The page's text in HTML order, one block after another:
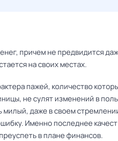
причем не предвидится
на своих местах.
пажей, количество
не сулят изменений в
даже в своем
Именно последнее
в плане финансов.